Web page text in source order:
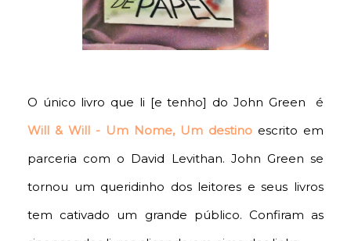
O único livro que li [e tenho] do John Green é
Will & Will - Um Nome, Um destino escrito em
parceria com o David Levithan. John Green se
tornou um queridinho dos leitores e seus livros
tem cativado um grande público. Confiram as